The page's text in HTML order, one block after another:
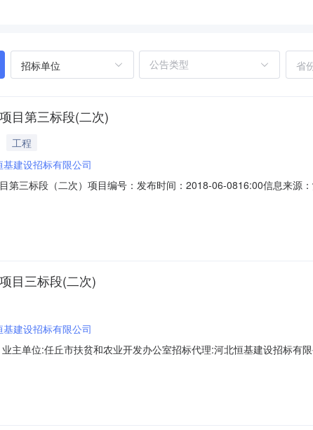
招标单位 省
目第三标段(二次)
工程
基建设招标有限公司
第三标段（二次）项目编号：发布时间：2018-06-0816:00信息来源
和国招标投标法》、《河北省实施中华人民共和国招标投标法>办法
目三标段(二次)
基建设招标有限公司
主单位:任丘市扶贫和农业开发办公室招标代理:河北恒基建设招标有
-->任丘市2018年农业综合开发第一批资金土地治理项目三标段(二次